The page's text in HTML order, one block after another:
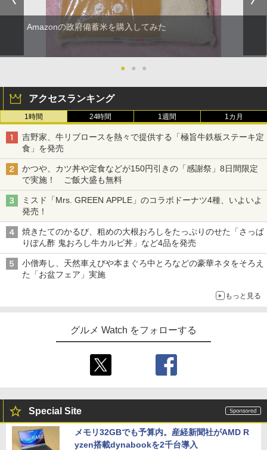
Amazonの政府備蓄米を購入してみた
● ● ●
アクセスランキング
1時間 24時間 1週間 1カ月
吉野家、牛リブロースを熱々で提供する「極旨牛鉄板ステーキ定
食」を発売
かつや、カツ丼や定食などが150円引きの「感謝祭」8日間限定
で実施！ ご飯大盛も無料
ミスド「Mrs. GREEN APPLE」のコラボドーナツ4種、いよいよ
発売！
焼きたてのかるび、粗めの大根おろしをたっぷりのせた「さっぱ
りぽん酢 鬼おろし牛カルビ丼」など4品を発売
小僧寿し、天然車えびや本まぐろ中とろなどの豪華ネタをそろえ
た「お盆フェア」実施
もっと見る
グルメ Watch をフォローする
Special Site
メモリ32GBでも予算内。産経新聞社がAMD R
yzen搭載dynabookを2千台導入